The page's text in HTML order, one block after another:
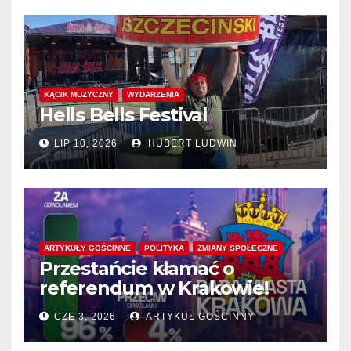
KĄCIK MUZYCZNY WYDARZENIA
Hells Bells Festival
LIP 10, 2026 HUBERT LUDWIN
ARTYKUŁY GOŚCINNE POLITYKA ZMIANY SPOŁECZNE
Przestańcie kłamać o
referendum w Krakowie!
CZE 3, 2026 ARTYKUŁ GOŚCINNY